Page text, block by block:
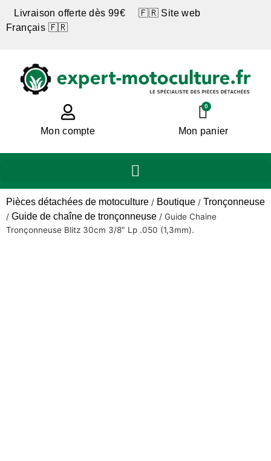
Livraison offerte dès 99€ 🇫🇷 Site web
Français 🇫🇷
Mon compte
0
Mon panier
Pièces détachées de motoculture / Boutique / Tronçonneuse
/ Guide de chaîne de tronçonneuse / Guide Chaine
Tronçonneuse Blitz 30cm 3/8″ Lp .050 (1,3mm).